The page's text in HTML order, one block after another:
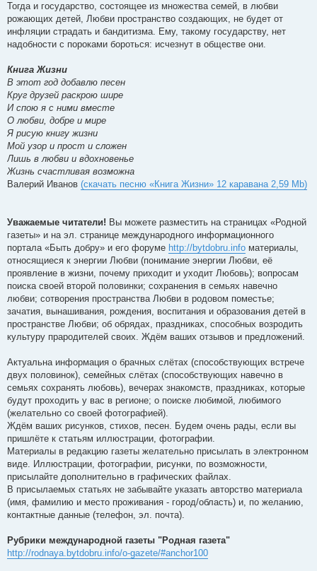
Тогда и государство, состоящее из множества семей, в любви
рожающих детей, Любви пространство создающих, не будет от
инфляции страдать и бандитизма. Ему, такому государству, нет
надобности с пороками бороться: исчезнут в обществе они.
Книга Жизни
В этот год добавлю песен
Круг друзей раскрою шире
И спою я с ними вместе
О любви, добре и мире
Я рисую книгу жизни
Мой узор и прост и сложен
Лишь в любви и вдохновенье
Жизнь счастливая возможна
Валерий Иванов (скачать песню «Книга Жизни» 12 каравана 2,59 Mb)
Уважаемые читатели! Вы можете разместить на страницах «Родной
газеты» и на эл. странице международного информационного
портала «Быть добру» и его форуме http://bytdobru.info материалы,
относящиеся к энергии Любви (понимание энергии Любви, её
проявление в жизни, почему приходит и уходит Любовь); вопросам
поиска своей второй половинки; сохранения в семьях навечно
любви; сотворения пространства Любви в родовом поместье;
зачатия, вынашивания, рождения, воспитания и образования детей в
пространстве Любви; об обрядах, праздниках, способных возродить
культуру прародителей своих. Ждём ваших отзывов и предложений.
Актуальна информация о брачных слётах (способствующих встрече
двух половинок), семейных слётах (способствующих навечно в
семьях сохранять любовь), вечерах знакомств, праздниках, которые
будут проходить у вас в регионе; о поиске любимой, любимого
(желательно со своей фотографией).
Ждём ваших рисунков, стихов, песен. Будем очень рады, если вы
пришлёте к статьям иллюстрации, фотографии.
Материалы в редакцию газеты желательно присылать в электронном
виде. Иллюстрации, фотографии, рисунки, по возможности,
присылайте дополнительно в графических файлах.
В присылаемых статьях не забывайте указать авторство материала
(имя, фамилию и место проживания - город/область) и, по желанию,
контактные данные (телефон, эл. почта).
Рубрики международной газеты "Родная газета"
http://rodnaya.bytdobru.info/o-gazete/#anchor100